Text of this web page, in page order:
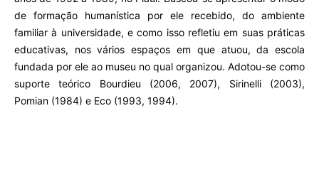
de formação humanística por ele recebido, do ambiente
familiar à universidade, e como isso refletiu em suas práticas
educativas, nos vários espaços em que atuou, da escola
fundada por ele ao museu no qual organizou. Adotou-se como
suporte teórico Bourdieu (2006, 2007), Sirinelli (2003),
Pomian (1984) e Eco (1993, 1994).